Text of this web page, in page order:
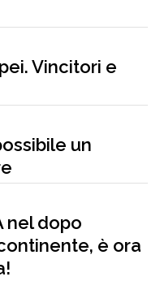
Vincitori e
un
nel dopo
è ora